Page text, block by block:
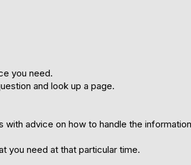
you need.
and look up a page.
with advice on how to handle the information
you need at that particular time.